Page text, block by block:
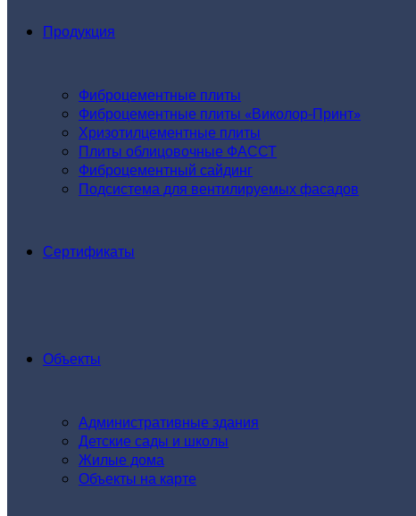
Продукция
Фиброцементные плиты
Фиброцементные плиты «Виколор-Принт»
Хризотилцементные плиты
Плиты облицовочные ФАССТ
Фиброцементный сайдинг
Подсистема для вентилируемых фасадов
Сертификаты
Объекты
Административные здания
Детские сады и школы
Жилые дома
Объекты на карте